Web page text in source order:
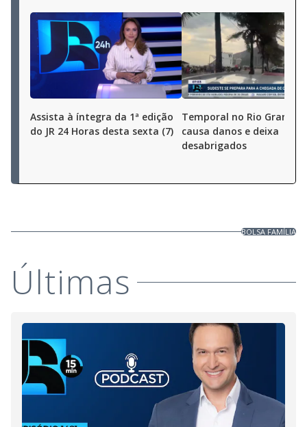
Assista à íntegra da 1ª edição
do JR 24 Horas desta sexta (7)
Temporal no Rio Grande
causa danos e deixa
desabrigados
BOLSA FAMÍLIA
Últimas